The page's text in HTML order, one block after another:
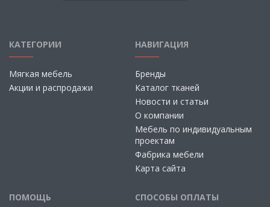
КАТЕГОРИИ
Мягкая мебель
Акции и распродажи
НАВИГАЦИЯ
Бренды
Каталог тканей
Новости и статьи
О компании
Мебель по индивидуальным
проектам
Фабрика мебели
Карта сайта
ПОМОЩЬ СПОСОБЫ ОПЛАТЫ